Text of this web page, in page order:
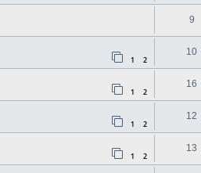
9
1 2
10
1 2
16
1 2
12
1 2
13